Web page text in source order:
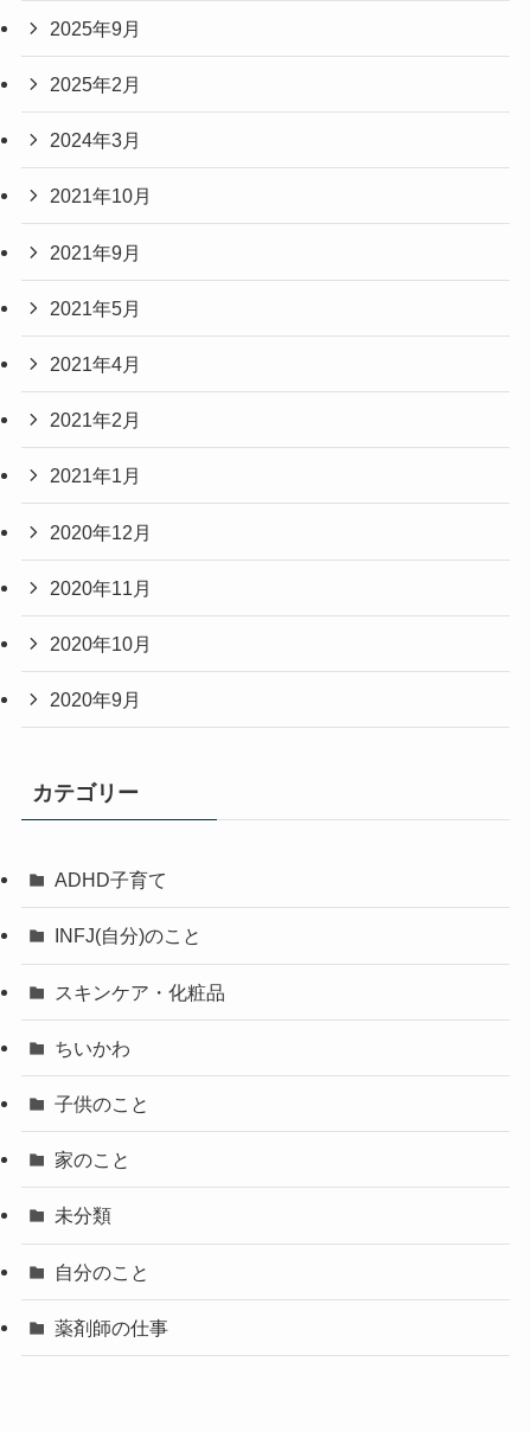
2025年9月
2025年2月
2024年3月
2021年10月
2021年9月
2021年5月
2021年4月
2021年2月
2021年1月
2020年12月
2020年11月
2020年10月
2020年9月
カテゴリー
ADHD子育て
INFJ(自分)のこと
スキンケア・化粧品
ちいかわ
子供のこと
家のこと
未分類
自分のこと
薬剤師の仕事